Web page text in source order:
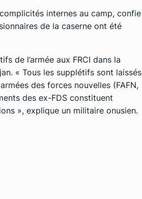
internes au camp, confie
de la caserne ont été
de l’armée aux FRCI dans la
« Tous les supplétifs sont laissés
des forces nouvelles (FAFN,
des ex-FDS constituent
», explique un militaire onusien.